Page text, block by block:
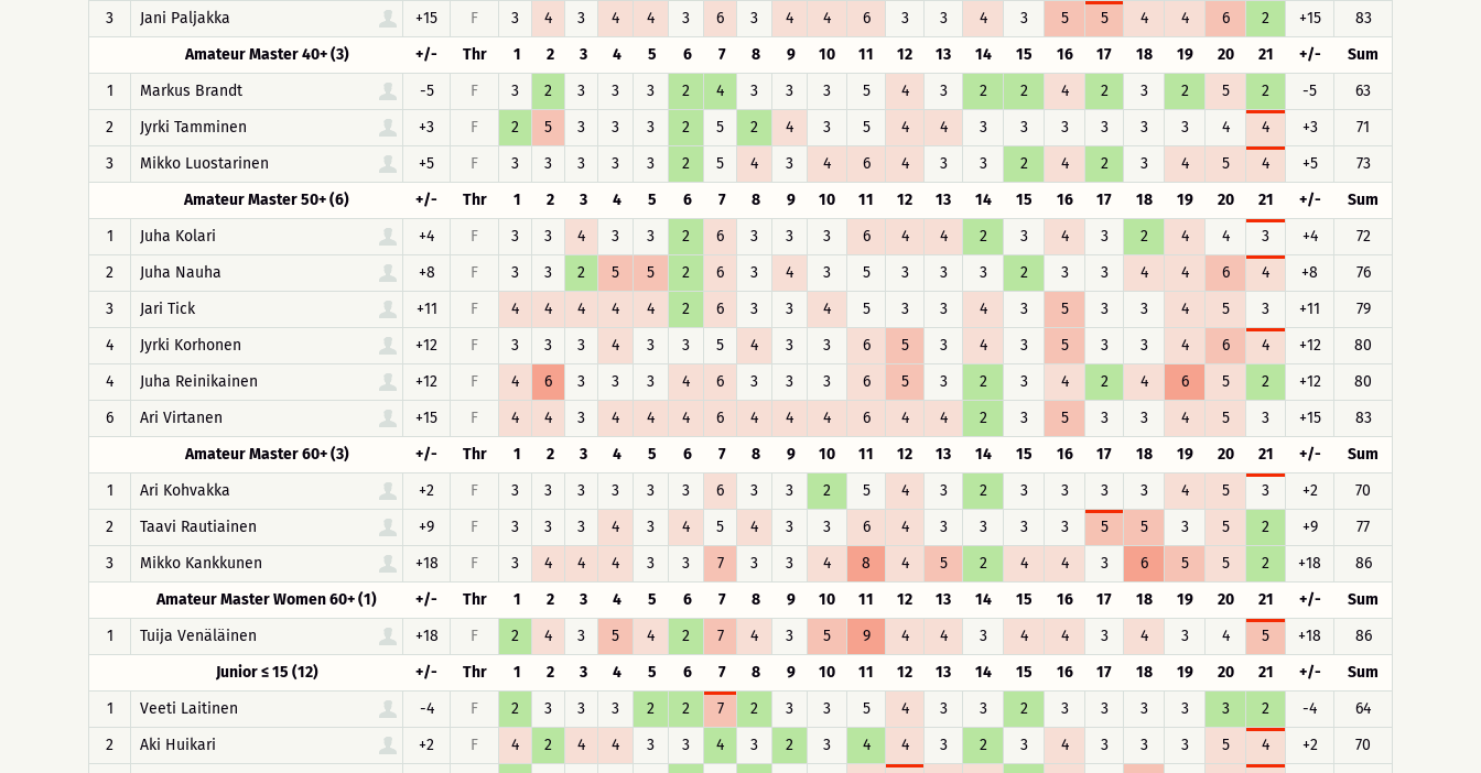
3
Jani Paljakka +15 F 3 4 3 4 4 3 6 3 4 4 6 3 3 4 3 5 5 4 4 6 2 +15
83
Amateur Master 40+ (3)
+/- Thr 1 2 3 4 5 6 7 8 9 10 11 12 13 14 15 16 17 18 19 20 21 +/-
Sum
1
Markus Brandt -5 F 3 2 3 3 3 2 4 3 3 3 5 4 3 2 2 4 2 3 2 5 2 -5
63
2
Jyrki Tamminen +3 F 2 5 3 3 3 2 5 2 4 3 5 4 4 3 3 3 3 3 3 4 4 +3
71
3
Mikko Luostarinen +5 F 3 3 3 3 3 2 5 4 3 4 6 4 3 3 2 4 2 3 4 5 4 +5
73
Amateur Master 50+ (6)
+/- Thr 1 2 3 4 5 6 7 8 9 10 11 12 13 14 15 16 17 18 19 20 21 +/-
Sum
1
Juha Kolari +4 F 3 3 4 3 3 2 6 3 3 3 6 4 4 2 3 4 3 2 4 4 3 +4
72
2
Juha Nauha +8 F 3 3 2 5 5 2 6 3 4 3 5 3 3 3 2 3 3 4 4 6 4 +8
76
3
Jari Tick +11 F 4 4 4 4 4 2 6 3 3 4 5 3 3 4 3 5 3 3 4 5 3 +11
79
4
Jyrki Korhonen +12 F 3 3 3 4 3 3 5 4 3 3 6 5 3 4 3 5 3 3 4 6 4 +12
80
4
Juha Reinikainen +12 F 4 6 3 3 3 4 6 3 3 3 6 5 3 2 3 4 2 4 6 5 2 +12
80
6
Ari Virtanen +15 F 4 4 3 4 4 4 6 4 4 4 6 4 4 2 3 5 3 3 4 5 3 +15
83
Amateur Master 60+ (3)
+/- Thr 1 2 3 4 5 6 7 8 9 10 11 12 13 14 15 16 17 18 19 20 21 +/-
Sum
1
Ari Kohvakka +2 F 3 3 3 3 3 3 6 3 3 2 5 4 3 2 3 3 3 3 4 5 3 +2
70
2
Taavi Rautiainen +9 F 3 3 3 4 3 4 5 4 3 3 6 4 3 3 3 3 5 5 3 5 2 +9
77
3
Mikko Kankkunen +18 F 3 4 4 4 3 3 7 3 3 4 8 4 5 2 4 4 3 6 5 5 2 +18
86
Amateur Master Women 60+ (1)
+/- Thr 1 2 3 4 5 6 7 8 9 10 11 12 13 14 15 16 17 18 19 20 21 +/-
Sum
1
Tuija Venäläinen +18 F 2 4 3 5 4 2 7 4 3 5 9 4 4 3 4 4 3 4 3 4 5 +18
86
Junior ≤ 15 (12)
+/- Thr 1 2 3 4 5 6 7 8 9 10 11 12 13 14 15 16 17 18 19 20 21 +/-
Sum
1
Veeti Laitinen -4 F 2 3 3 3 2 2 7 2 3 3 5 4 3 3 2 3 3 3 3 3 2 -4
64
2
Aki Huikari +2 F 4 2 4 4 3 3 4 3 2 3 4 4 3 2 3 4 3 3 3 5 4 +2
70